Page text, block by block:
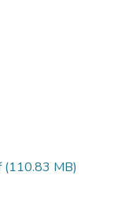
(110.83 MB)